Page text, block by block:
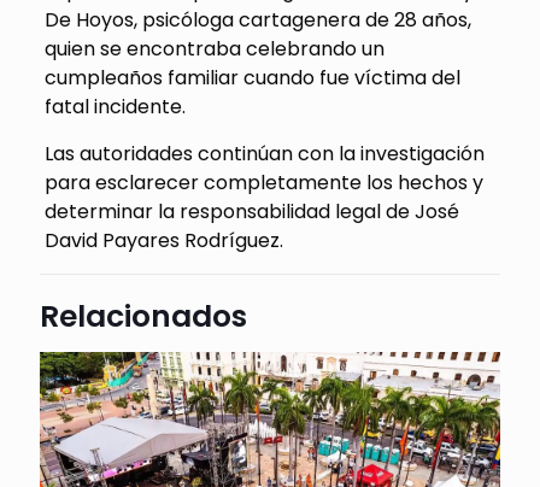
De Hoyos, psicóloga cartagenera de 28 años,
quien se encontraba celebrando un
cumpleaños familiar cuando fue víctima del
fatal incidente.
Las autoridades continúan con la investigación
para esclarecer completamente los hechos y
determinar la responsabilidad legal de José
David Payares Rodríguez.
Relacionados